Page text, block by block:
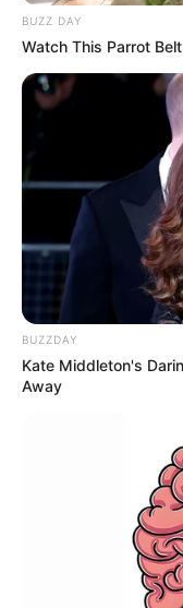
Popular Posts
Jak správně
October 27, 2024
Kolik medvěd
hnědého
medvěda
October 10, 2025
Jak rychle se
October 27, 2024
Kdy ošetřit
October 27, 2024
Veganské
Jak zmrazit
October 27, 2024